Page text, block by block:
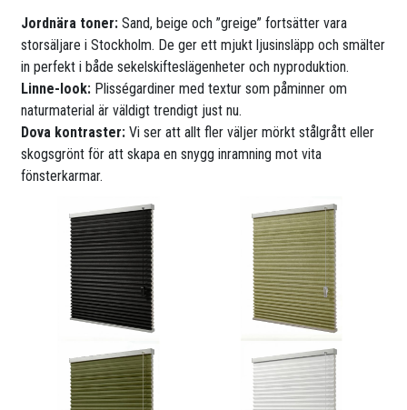
Jordnära toner: Sand, beige och ”greige” fortsätter vara
storsäljare i Stockholm. De ger ett mjukt ljusinsläpp och smälter
in perfekt i både sekelskifteslägenheter och nyproduktion.
Linne-look: Plisségardiner med textur som påminner om
naturmaterial är väldigt trendigt just nu.
Dova kontraster: Vi ser att allt fler väljer mörkt stålgrått eller
skogsgrönt för att skapa en snygg inramning mot vita
fönsterkarmar.